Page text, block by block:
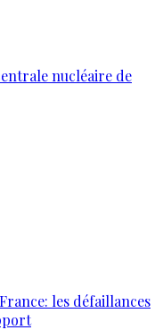
nucléaire de
les défaillances